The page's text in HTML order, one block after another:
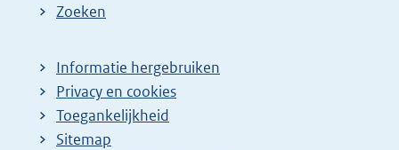
Zoeken
Informatie hergebruiken
Privacy en cookies
Toegankelijkheid
Sitemap